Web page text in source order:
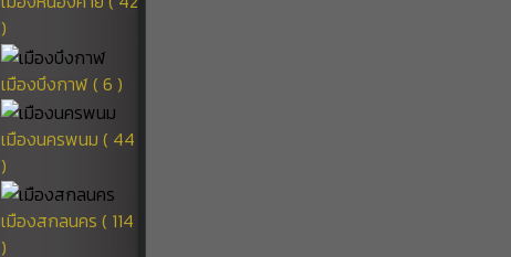
)
เมืองบึงกาฬ ( 6 )
เมืองนครพนม ( 44
)
เมืองสกลนคร ( 114
)